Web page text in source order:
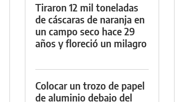
Tiraron 12 mil toneladas
de cáscaras de naranja en
un campo seco hace 29
años y floreció un milagro
Colocar un trozo de papel
de aluminio debajo del